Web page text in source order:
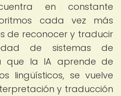
en constante
cada vez más
de reconocer y traducir
de sistemas de
que la IA aprende de
lingüísticos, se vuelve
y traducción